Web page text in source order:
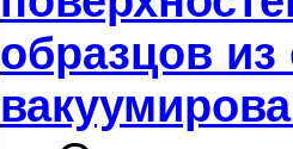
образцов